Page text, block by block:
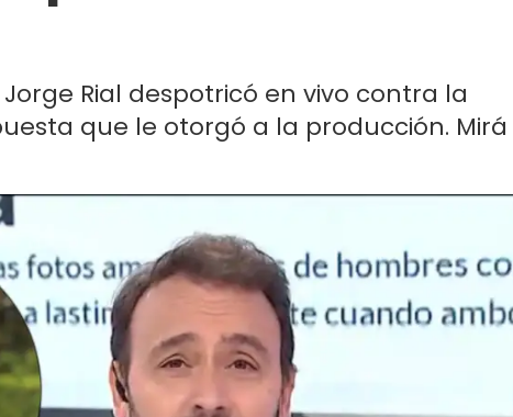
Rial despotricó en vivo contra la
que le otorgó a la producción. Mirá